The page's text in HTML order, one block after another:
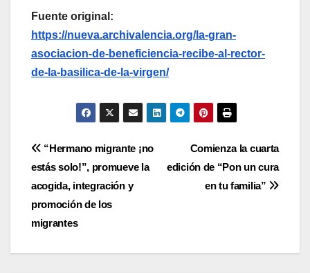
Fuente original:
https://nueva.archivalencia.org/la-gran-
asociacion-de-beneficiencia-recibe-al-rector-
de-la-basilica-de-la-virgen/
Navegación
de
entradas
Comienza la cuarta
edición de “Pon un cura
en tu familia”
“Hermano migrante ¡no
estás solo!”, promueve la
acogida, integración y
promoción de los
migrantes